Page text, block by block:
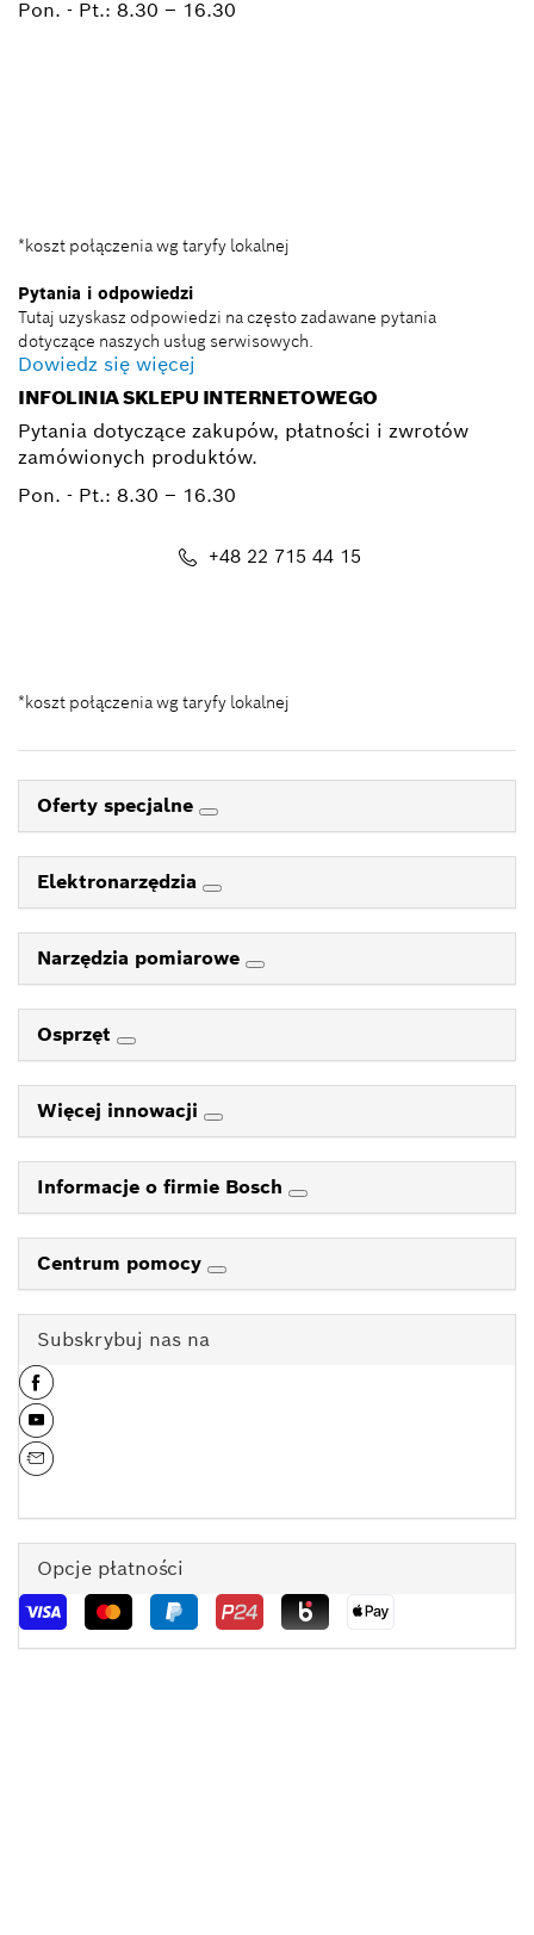
Pon. - Pt.: 8.30 – 16.30
*koszt połączenia wg taryfy lokalnej
Pytania i odpowiedzi
Tutaj uzyskasz odpowiedzi na często zadawane pytania
dotyczące naszych usług serwisowych.
Dowiedz się więcej
INFOLINIA SKLEPU INTERNETOWEGO
Pytania dotyczące zakupów, płatności i zwrotów
zamówionych produktów.
Pon. - Pt.: 8.30 – 16.30
+48 22 715 44 15
*koszt połączenia wg taryfy lokalnej
Oferty specjalne
Elektronarzędzia
Narzędzia pomiarowe
Osprzęt
Więcej innowacji
Informacje o firmie Bosch
Centrum pomocy
Subskrybuj nas na
Opcje płatności